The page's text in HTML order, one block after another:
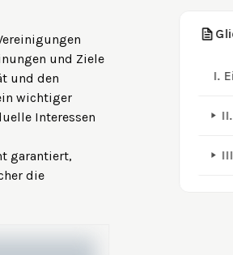
I.
II.
und Ziele
und den
wichtiger
Interessen
garantiert,
die